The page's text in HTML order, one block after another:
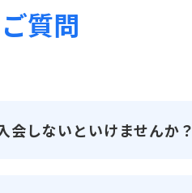
質問
会しないといけませんか？